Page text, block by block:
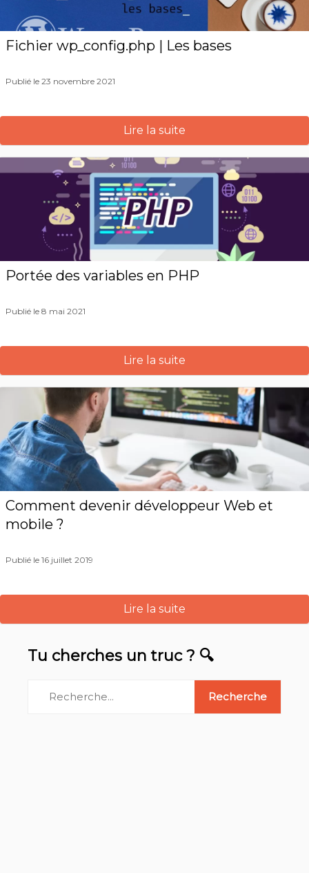
Fichier wp_config.php | Les bases
Publié le 23 novembre 2021
Lire la suite
Portée des variables en PHP
Publié le 8 mai 2021
Lire la suite
Comment devenir développeur Web et
mobile ?
Publié le 16 juillet 2019
Lire la suite
Tu cherches un truc ? 🔍